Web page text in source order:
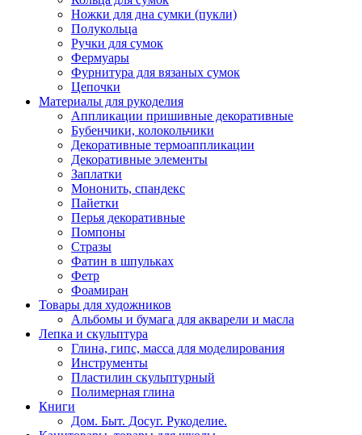
Ножки для дна сумки (пукли)
Полукольца
Ручки для сумок
Фермуары
Фурнитура для вязаных сумок
Цепочки
Материалы для рукоделия
Аппликации пришивные декоративные
Бубенчики, колокольчики
Декоративные термоаппликации
Декоративные элементы
Заплатки
Мононить, спандекс
Пайетки
Перья декоративные
Помпоны
Стразы
Фатин в шпульках
Фетр
Фоамиран
Товары для художников
Альбомы и бумага для акварели и масла
Лепка и скульптура
Глина, гипс, масса для моделирования
Инструменты
Пластилин скульптурный
Полимерная глина
Книги
Дом. Быт. Досуг. Рукоделие.